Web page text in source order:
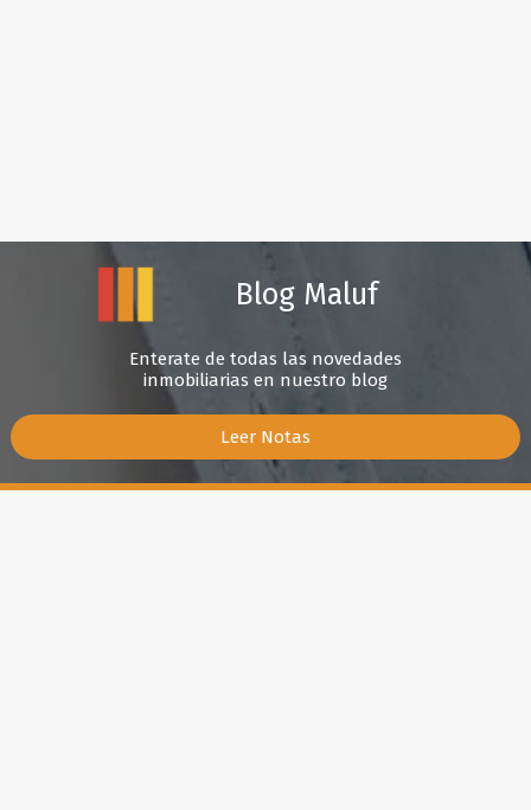
Blog Maluf
Enterate de todas las novedades
inmobiliarias en nuestro blog
Leer Notas